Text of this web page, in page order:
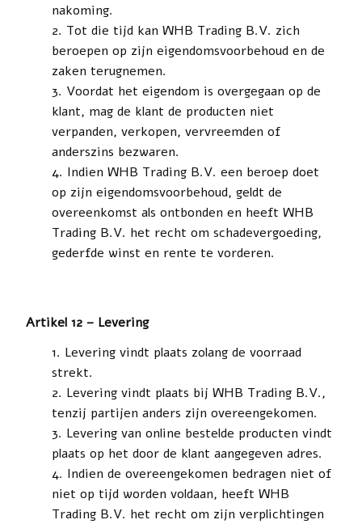
nakoming.
Tot die tijd kan WHB Trading B.V. zich
beroepen op zijn eigendomsvoorbehoud en de
zaken terugnemen.
Voordat het eigendom is overgegaan op de
klant, mag de klant de producten niet
verpanden, verkopen, vervreemden of
anderszins bezwaren.
Indien WHB Trading B.V. een beroep doet
op zijn eigendomsvoorbehoud, geldt de
overeenkomst als ontbonden en heeft WHB
Trading B.V. het recht om schadevergoeding,
gederfde winst en rente te vorderen.
Artikel 12 – Levering
Levering vindt plaats zolang de voorraad
strekt.
Levering vindt plaats bij WHB Trading B.V.,
tenzij partijen anders zijn overeengekomen.
Levering van online bestelde producten vindt
plaats op het door de klant aangegeven adres.
Indien de overeengekomen bedragen niet of
niet op tijd worden voldaan, heeft WHB
Trading B.V. het recht om zijn verplichtingen